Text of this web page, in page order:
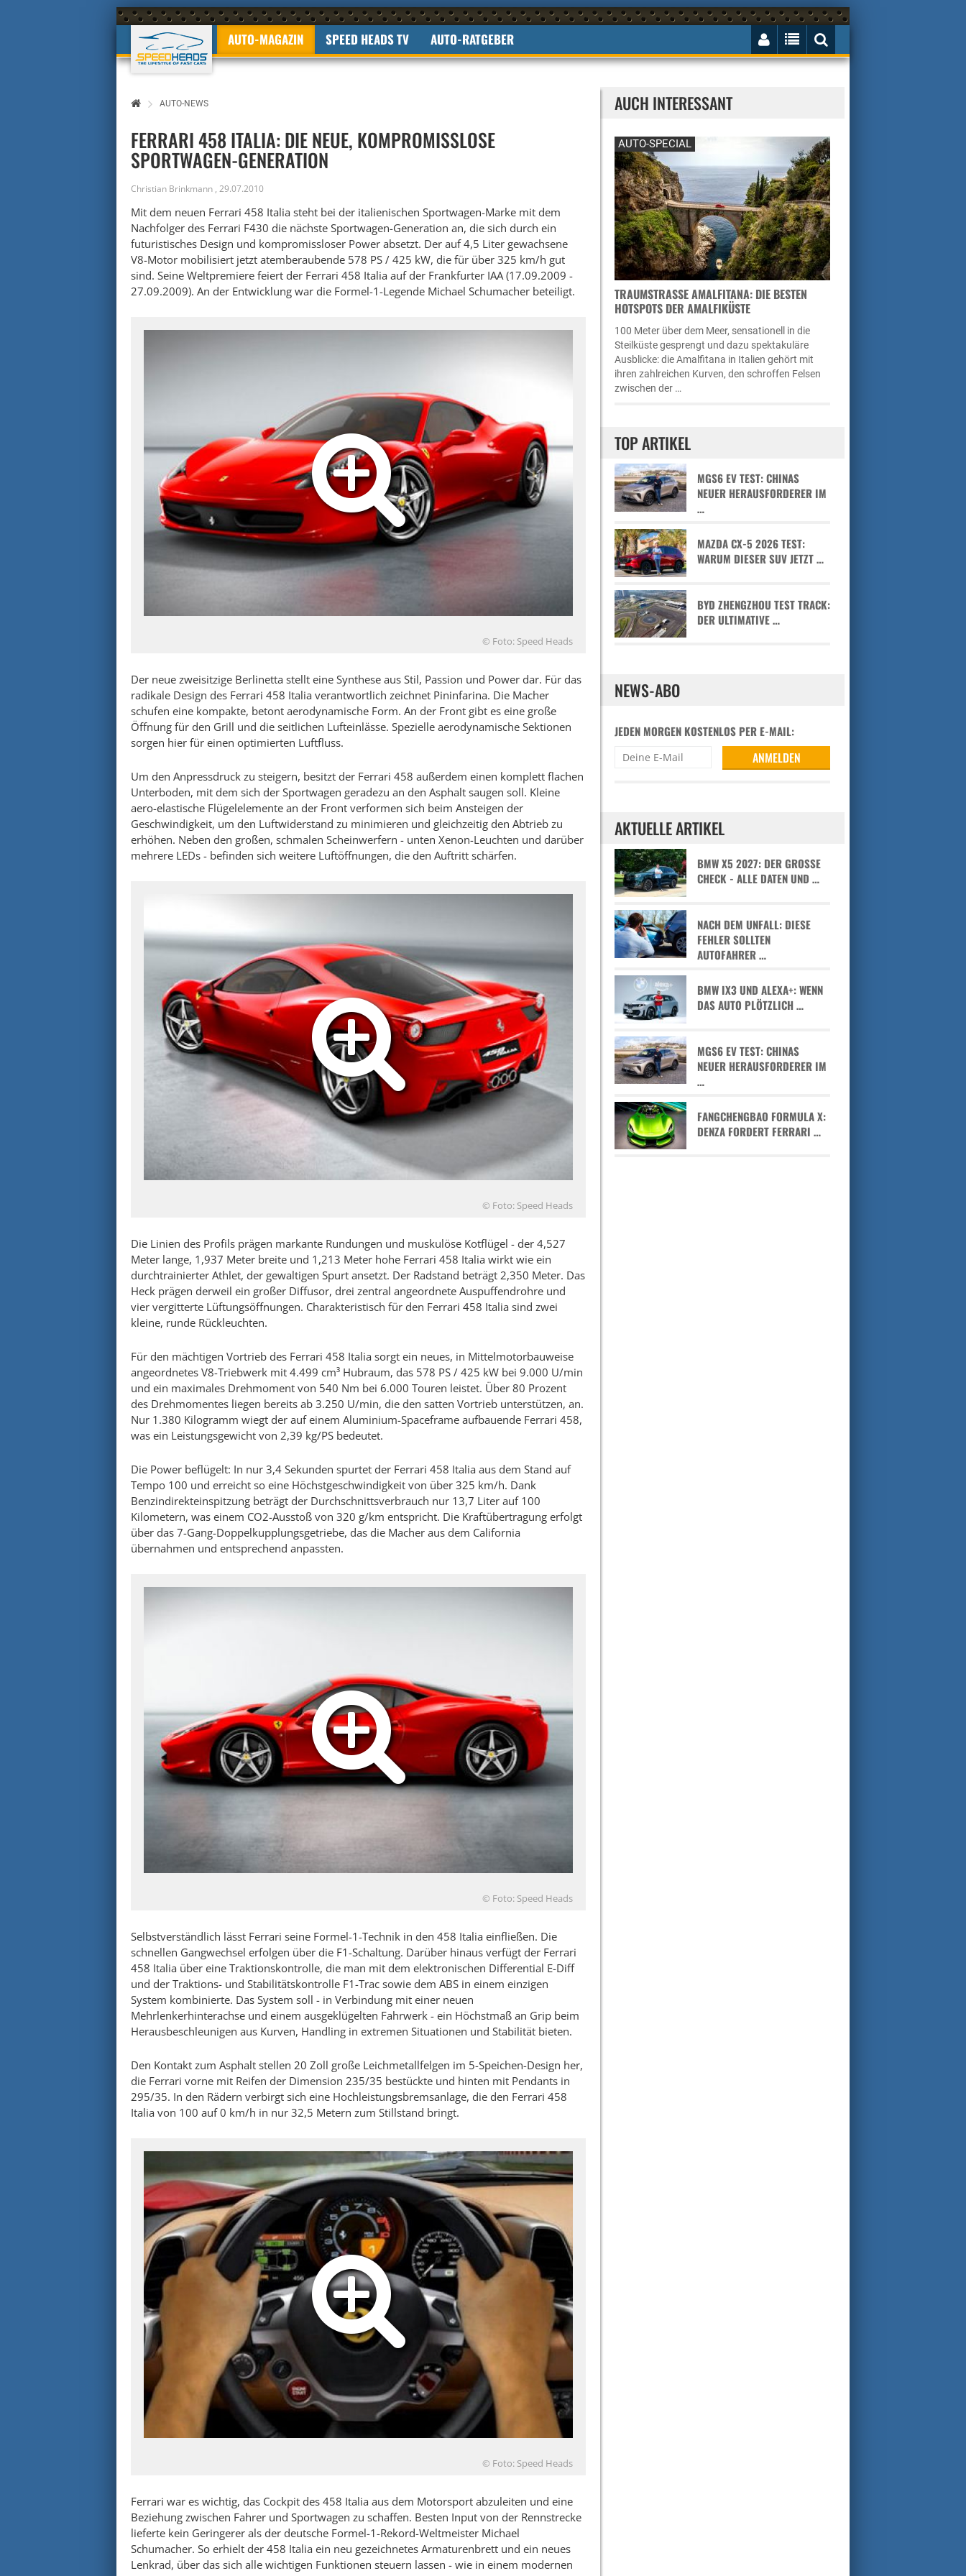
AUTO-MAGAZIN SPEED HEADS TV AUTO-RATGEBER
AUTO-NEWS
FERRARI 458 ITALIA: DIE NEUE, KOMPROMISSLOSE
SPORTWAGEN-GENERATION
Christian Brinkmann , 29.07.2010
Mit dem neuen Ferrari 458 Italia steht bei der italienischen Sportwagen-Marke mit dem
Nachfolger des Ferrari F430 die nächste Sportwagen-Generation an, die sich durch ein
futuristisches Design und kompromissloser Power absetzt. Der auf 4,5 Liter gewachsene
V8-Motor mobilisiert jetzt atemberaubende 578 PS / 425 kW, die für über 325 km/h gut
sind. Seine Weltpremiere feiert der Ferrari 458 Italia auf der Frankfurter IAA (17.09.2009 -
27.09.2009). An der Entwicklung war die Formel-1-Legende Michael Schumacher beteiligt.
© Foto: Speed Heads
Der neue zweisitzige Berlinetta stellt eine Synthese aus Stil, Passion und Power dar. Für das
radikale Design des Ferrari 458 Italia verantwortlich zeichnet Pininfarina. Die Macher
schufen eine kompakte, betont aerodynamische Form. An der Front gibt es eine große
Öffnung für den Grill und die seitlichen Lufteinlässe. Spezielle aerodynamische Sektionen
sorgen hier für einen optimierten Luftfluss.
Um den Anpressdruck zu steigern, besitzt der Ferrari 458 außerdem einen komplett flachen
Unterboden, mit dem sich der Sportwagen geradezu an den Asphalt saugen soll. Kleine
aero-elastische Flügelelemente an der Front verformen sich beim Ansteigen der
Geschwindigkeit, um den Luftwiderstand zu minimieren und gleichzeitig den Abtrieb zu
erhöhen. Neben den großen, schmalen Scheinwerfern - unten Xenon-Leuchten und darüber
mehrere LEDs - befinden sich weitere Luftöffnungen, die den Auftritt schärfen.
© Foto: Speed Heads
Die Linien des Profils prägen markante Rundungen und muskulöse Kotflügel - der 4,527
Meter lange, 1,937 Meter breite und 1,213 Meter hohe Ferrari 458 Italia wirkt wie ein
durchtrainierter Athlet, der gewaltigen Spurt ansetzt. Der Radstand beträgt 2,350 Meter. Das
Heck prägen derweil ein großer Diffusor, drei zentral angeordnete Auspuffendrohre und
vier vergitterte Lüftungsöffnungen. Charakteristisch für den Ferrari 458 Italia sind zwei
kleine, runde Rückleuchten.
Für den mächtigen Vortrieb des Ferrari 458 Italia sorgt ein neues, in Mittelmotorbauweise
angeordnetes V8-Triebwerk mit 4.499 cm³ Hubraum, das 578 PS / 425 kW bei 9.000 U/min
und ein maximales Drehmoment von 540 Nm bei 6.000 Touren leistet. Über 80 Prozent
des Drehmomentes liegen bereits ab 3.250 U/min, die den satten Vortrieb unterstützen, an.
Nur 1.380 Kilogramm wiegt der auf einem Aluminium-Spaceframe aufbauende Ferrari 458,
was ein Leistungsgewicht von 2,39 kg/PS bedeutet.
Die Power beflügelt: In nur 3,4 Sekunden spurtet der Ferrari 458 Italia aus dem Stand auf
Tempo 100 und erreicht so eine Höchstgeschwindigkeit von über 325 km/h. Dank
Benzindirekteinspitzung beträgt der Durchschnittsverbrauch nur 13,7 Liter auf 100
Kilometern, was einem CO2-Ausstoß von 320 g/km entspricht. Die Kraftübertragung erfolgt
über das 7-Gang-Doppelkupplungsgetriebe, das die Macher aus dem California
übernahmen und entsprechend anpassten.
© Foto: Speed Heads
Selbstverständlich lässt Ferrari seine Formel-1-Technik in den 458 Italia einfließen. Die
schnellen Gangwechsel erfolgen über die F1-Schaltung. Darüber hinaus verfügt der Ferrari
458 Italia über eine Traktionskontrolle, die man mit dem elektronischen Differential E-Diff
und der Traktions- und Stabilitätskontrolle F1-Trac sowie dem ABS in einem einzigen
System kombinierte. Das System soll - in Verbindung mit einer neuen
Mehrlenkerhinterachse und einem ausgeklügelten Fahrwerk - ein Höchstmaß an Grip beim
Herausbeschleunigen aus Kurven, Handling in extremen Situationen und Stabilität bieten.
Den Kontakt zum Asphalt stellen 20 Zoll große Leichmetallfelgen im 5-Speichen-Design her,
die Ferrari vorne mit Reifen der Dimension 235/35 bestückte und hinten mit Pendants in
295/35. In den Rädern verbirgt sich eine Hochleistungsbremsanlage, die den Ferrari 458
Italia von 100 auf 0 km/h in nur 32,5 Metern zum Stillstand bringt.
© Foto: Speed Heads
Ferrari war es wichtig, das Cockpit des 458 Italia aus dem Motorsport abzuleiten und eine
Beziehung zwischen Fahrer und Sportwagen zu schaffen. Besten Input von der Rennstrecke
lieferte kein Geringerer als der deutsche Formel-1-Rekord-Weltmeister Michael
Schumacher. So erhielt der 458 Italia ein neu gezeichnetes Armaturenbrett und ein neues
Lenkrad, über das sich alle wichtigen Funktionen steuern lassen - wie in einem modernen
AUCH INTERESSANT
AUTO-SPECIAL
TRAUMSTRASSE AMALFITANA: DIE BESTEN H
OTSPOTS DER AMALFIKÜSTE
100 Meter über dem Meer, sensationell in die
Steilküste gesprengt und dazu spektakuläre
Ausblicke: die Amalfitana in Italien gehört mit
ihren zahlreichen Kurven, den schroffen Felsen
zwischen der …
TOP ARTIKEL
MGS6 EV TEST: CHINAS
NEUER HERAUSFORDERER IM
…
MAZDA CX-5 2026 TEST:
WARUM DIESER SUV JETZT …
BYD ZHENGZHOU TEST TRACK:
DER ULTIMATIVE …
NEWS-ABO
JEDEN MORGEN KOSTENLOS PER E-MAIL:
AKTUELLE ARTIKEL
BMW X5 2027: DER GROSSE C
HECK - ALLE DATEN UND …
NACH DEM UNFALL: DIESE
FEHLER SOLLTEN
AUTOFAHRER …
BMW IX3 UND ALEXA+: WENN
DAS AUTO PLÖTZLICH …
MGS6 EV TEST: CHINAS
NEUER HERAUSFORDERER IM
…
FANGCHENGBAO FORMULA X:
DENZA FORDERT FERRARI …